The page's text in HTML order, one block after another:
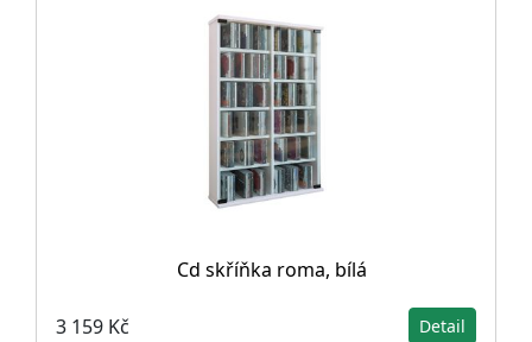
Cd skříňka roma, bílá
3 159 Kč Detail